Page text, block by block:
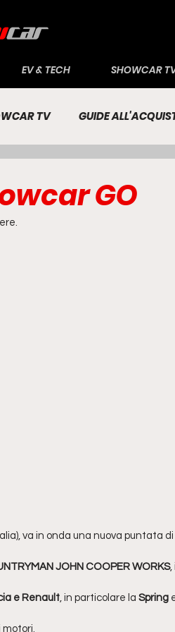
EV & TECH SHOWCAR
TV GUIDE
GO
va in onda una nuova puntata di
JOHN COOPER WORKS,
e Renault , in particolare la Spring